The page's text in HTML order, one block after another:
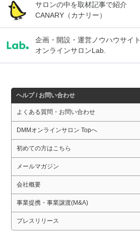
サロンの中を取材記事で紹介
CANARY（カナリー）
企画・開設・運営ノウハウサイト
オンラインサロンLab.
ヘルプ / お問い合わせ
よくある質問・お問い合わせ
DMMオンラインサロン Topへ
初めての方はこちら
メールマガジン
会社概要
事業提携・事業譲渡(M&A)
プレスリリース